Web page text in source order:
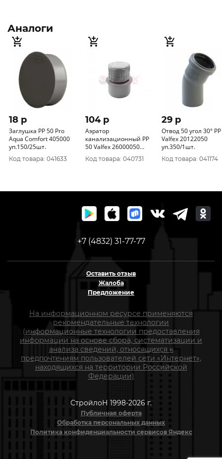
Аналоги
18 p
Заглушка РР 50 Pro
Aqua Comfort 405000
уп.150/25шт.
Код товара: 041633
104 p
Аэратор
канализационный РР
50 Valfex 26000050
уп.500/25шт.
Код товара: 040731
29 p
Отвод 50 угол 30° РР
Valfex 20122050
уп.350/1шт.
Код товара: 041174
+7 (4832) 31-77-77
Оставить отзыв
Жалоба
Предложение
На информационном ресурсе применяются
рекомендательные технологии
(информационные технологии предоставления
информации на основе сбора, систематизации и
анализа сведений, относящихся к
предпочтениям пользователей сети «Интернет»,
находящихся на территории Российской
Федерации)
СтройлоН 1998-2026 г.
Публичная оферта
Обработка персональных данных
Политика конфиденциальности сервисов Яндекс